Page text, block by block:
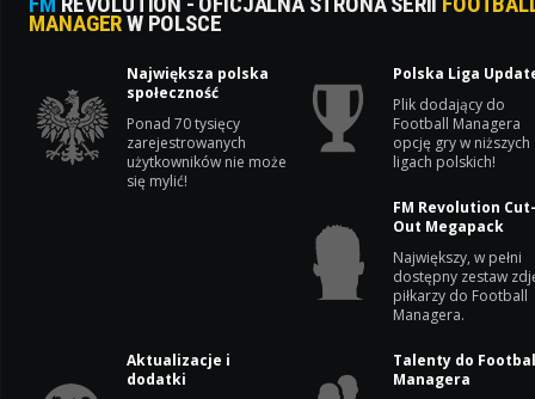
MANAGERW POLSCE
Największa polska
społeczność
Ponad 70 tysięcy
zarejestrowanych
użytkowników nie może
się mylić!
Polska Liga
Plik dodający do
Football Managera
opcję gry w niższych
ligach polskich!
FM Revolution
Out Megapack
Największy, w pełni
dostępny zestaw
piłkarzy do Football
Managera.
Aktualizacje i
dodatki
Talenty do
Managera